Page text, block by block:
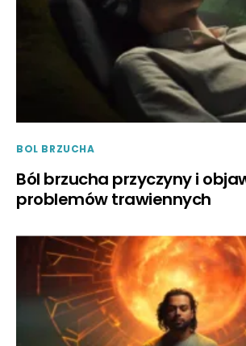
BOL BRZUCHA
Ból brzucha przyczyny i
problemów trawiennych